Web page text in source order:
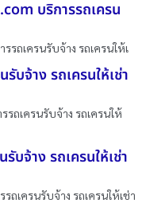
บริการรถเครน
รถเครนรับจ้าง รถเครนให้เ
บจ้าง รถเครนให้เช่า
รถเครนรับจ้าง รถเครนให้
บจ้าง รถเครนให้เช่า
ถเครนรับจ้าง รถเครนให้เช่า